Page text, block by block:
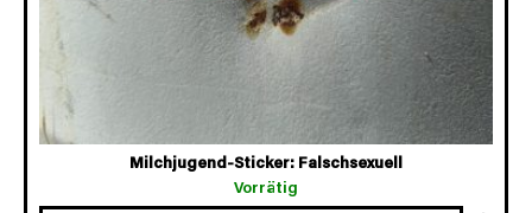
Milchjugend-Sticker: Falschsexuell
Vorrätig